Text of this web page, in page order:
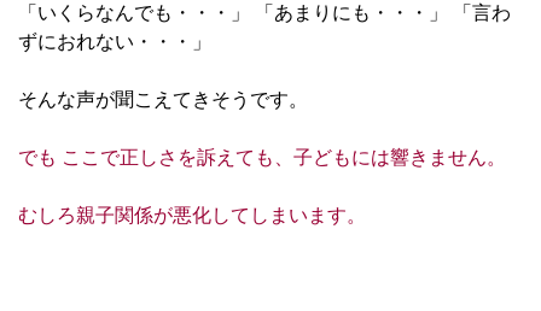
「いくらなんでも・・・」 「あまりにも・・・」 「言わ
ずにおれない・・・」
そんな声が聞こえてきそうです。
でも ここで正しさを訴えても、 子どもには響きません。
むしろ親子関係が悪化してしまいます。